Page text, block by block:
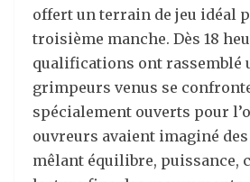
offert un terrain de jeu idéal
troisième manche. Dès 18
qualifications ont rassemblé
grimpeurs venus se
spécialement ouverts pour
ouvreurs avaient imaginé
mêlant équilibre, puissance,